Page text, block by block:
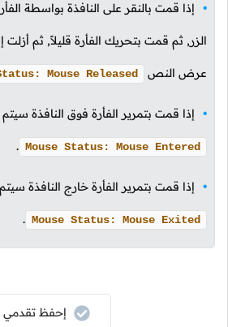
إذا قمت بالنقر على النافذة بواسطة
الزر, ثم قمت بتحريك الفأرة قليلاً, ثم
عرض النص Mouse Released
إذا قمت بتمرير الفأرة فوق النافذة
Mouse Status: Mouse Entered
.
إذا قمت بتمرير الفأرة خارج النافذة
Mouse Status: Mouse Exited
.
إحفظ تقدمي